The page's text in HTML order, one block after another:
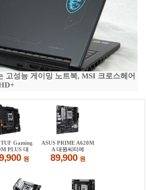
고성능 게이밍 노트북, MSI 크로스헤어